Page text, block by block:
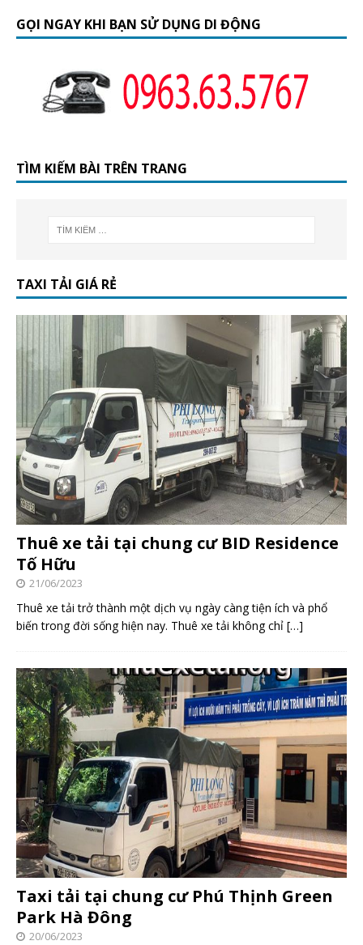
GỌI NGAY KHI BẠN SỬ DỤNG DI ĐỘNG
TÌM KIẾM BÀI TRÊN TRANG
TAXI TẢI GIÁ RẺ
Thuê xe tải tại chung cư BID Residence
Tố Hữu
21/06/2023
Thuê xe tải trở thành một dịch vụ ngày càng tiện ích và phổ
biến trong đời sống hiện nay. Thuê xe tải không chỉ […]
Taxi tải tại chung cư Phú Thịnh Green
Park Hà Đông
20/06/2023